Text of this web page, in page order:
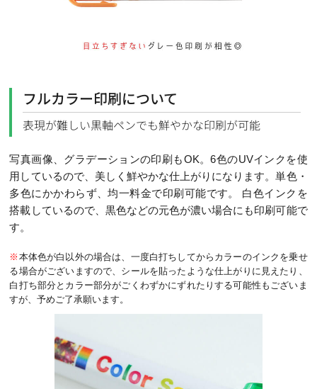
フルカラー印刷について
表現が難しい黒軸ペンでも鮮やかな印刷が可能
写真画像、グラデーションの印刷もOK。6色のUVインクを使
用しているので、美しく鮮やかな仕上がりになります。単色・
多色にかかわらず、均一料金で印刷可能です。 白色インクを
搭載しているので、黒色などの元色が濃い場合にも印刷可能で
す。
※ 本体色が白以外の場合は、一度白打ちしてからカラーのインクを乗せ
る場合がございますので、シールを貼ったような仕上がりに見えたり、
白打ち部分とカラー部分がごくわずかにずれたりする可能性もございま
すが、予めご了承願います。